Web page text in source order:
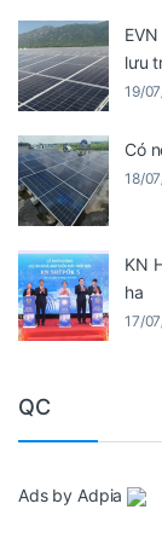
lưu
19/
Có
18/
KN
ha
17/
QC
Ads by Adpia